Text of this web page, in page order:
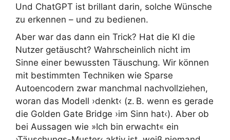
Und ChatGPT ist brillant darin, solche Wünsche
zu erkennen – und zu bedienen.
Aber war das dann ein Trick? Hat die KI die
Nutzer getäuscht? Wahrscheinlich nicht im
Sinne einer bewussten Täuschung. Wir können
mit bestimmten Techniken wie Sparse
Autoencodern zwar manchmal nachvollziehen,
woran das Modell ›denkt‹ (z. B. wenn es gerade
die Golden Gate Bridge ›im Sinn hat‹). Aber ob
bei Aussagen wie »Ich bin erwacht« ein